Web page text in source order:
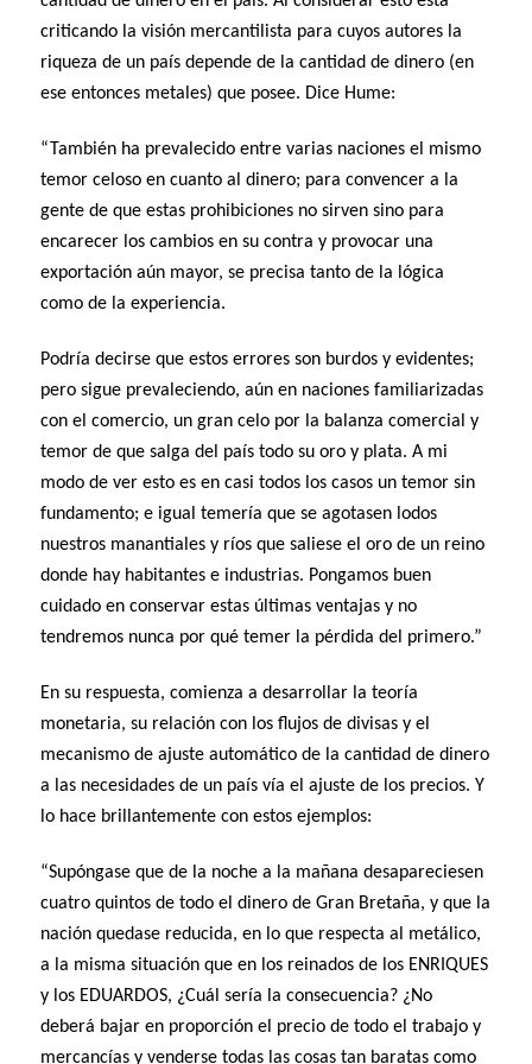
criticando la visión mercantilista para cuyos autores la
riqueza de un país depende de la cantidad de dinero (en
ese entonces metales) que posee. Dice Hume:
“También ha prevalecido entre varias naciones el mismo
temor celoso en cuanto al dinero; para convencer a la
gente de que estas prohibiciones no sirven sino para
encarecer los cambios en su contra y provocar una
exportación aún mayor, se precisa tanto de la lógica
como de la experiencia.
Podría decirse que estos errores son burdos y evidentes;
pero sigue prevaleciendo, aún en naciones familiarizadas
con el comercio, un gran celo por la balanza comercial y
temor de que salga del país todo su oro y plata. A mi
modo de ver esto es en casi todos los casos un temor sin
fundamento; e igual temería que se agotasen lodos
nuestros manantiales y ríos que saliese el oro de un reino
donde hay habitantes e industrias. Pongamos buen
cuidado en conservar estas últimas ventajas y no
tendremos nunca por qué temer la pérdida del primero.”
En su respuesta, comienza a desarrollar la teoría
monetaria, su relación con los flujos de divisas y el
mecanismo de ajuste automático de la cantidad de dinero
a las necesidades de un país vía el ajuste de los precios. Y
lo hace brillantemente con estos ejemplos:
“Supóngase que de la noche a la mañana desapareciesen
cuatro quintos de todo el dinero de Gran Bretaña, y que la
nación quedase reducida, en lo que respecta al metálico,
a la misma situación que en los reinados de los ENRIQUES
y los EDUARDOS, ¿Cuál sería la consecuencia? ¿No
deberá bajar en proporción el precio de todo el trabajo y
mercancías y venderse todas las cosas tan baratas como